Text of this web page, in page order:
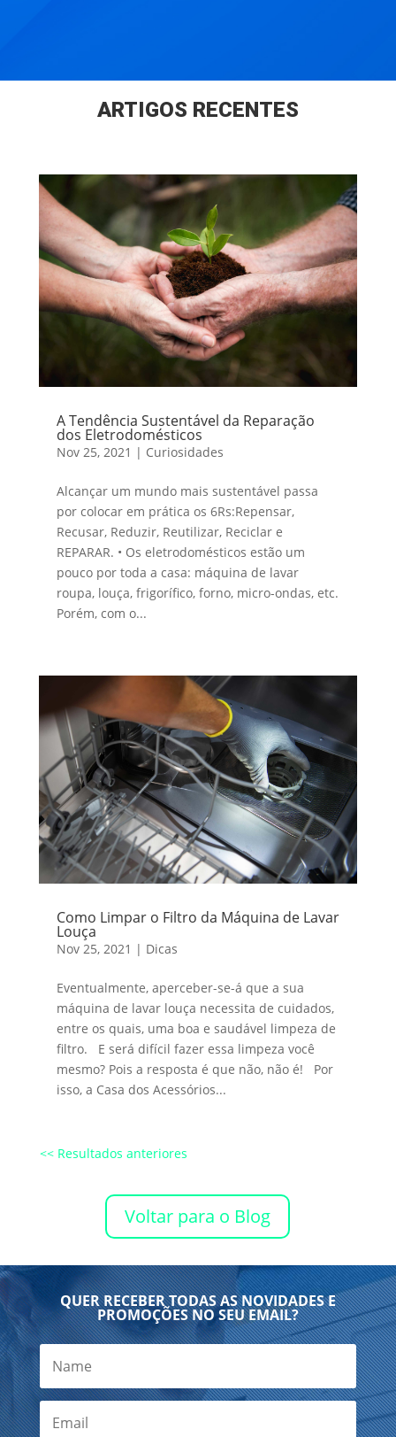
ARTIGOS RECENTES
A Tendência Sustentável da Reparação
dos Eletrodomésticos
Nov 25, 2021 | Curiosidades
Alcançar um mundo mais sustentável passa
por colocar em prática os 6Rs:Repensar,
Recusar, Reduzir, Reutilizar, Reciclar e
REPARAR. • Os eletrodomésticos estão um
pouco por toda a casa: máquina de lavar
roupa, louça, frigorífico, forno, micro-ondas, etc.
Porém, com o...
Como Limpar o Filtro da Máquina de Lavar
Louça
Nov 25, 2021 | Dicas
Eventualmente, aperceber-se-á que a sua
máquina de lavar louça necessita de cuidados,
entre os quais, uma boa e saudável limpeza de
filtro. E será difícil fazer essa limpeza você
mesmo? Pois a resposta é que não, não é! Por
isso, a Casa dos Acessórios...
<< Resultados anteriores
Voltar para o Blog
QUER RECEBER TODAS AS NOVIDADES E
PROMOÇÕES NO SEU EMAIL?